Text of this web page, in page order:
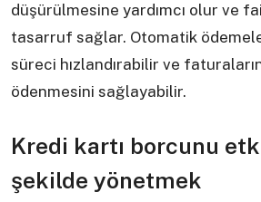
düşürülmesine yardımcı olur ve
tasarruf sağlar. Otomatik
süreci hızlandırabilir ve
ödenmesini sağlayabilir.
Kredi kartı borcunu
şekilde yönetmek